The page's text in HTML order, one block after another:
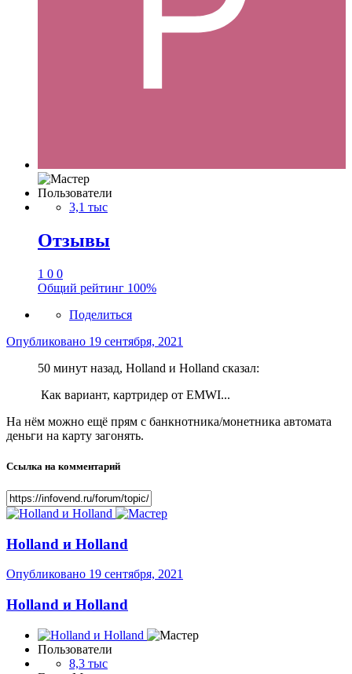
Пользователи
3,1 тыс
Отзывы
1 0 0
Общий рейтинг 100%
Поделиться
Опубликовано 19 сентября, 2021
50 минут назад, Holland и Holland сказал:
Как вариант, картридер от EMWI...
На нём можно ещё прям с банкнотника/монетника автомата
деньги на карту загонять.
Ссылка на комментарий
Holland и Holland
Опубликовано 19 сентября, 2021
Holland и Holland
Пользователи
8,3 тыс